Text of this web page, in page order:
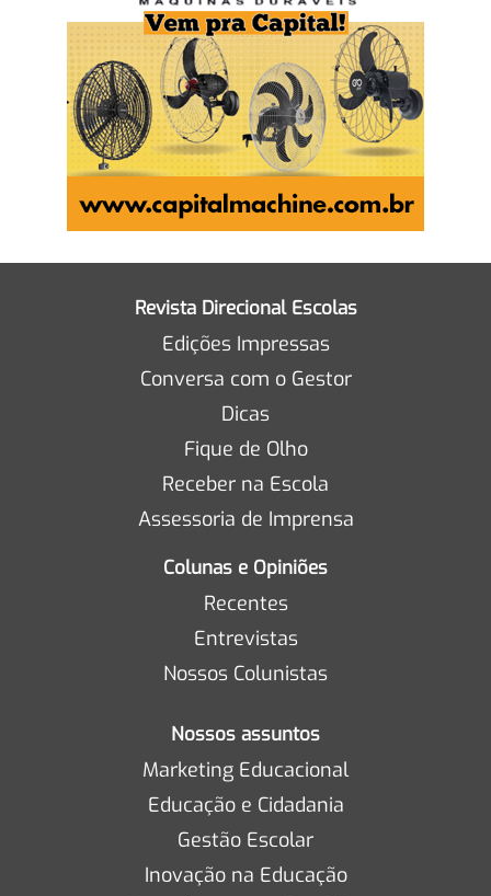
Revista Direcional Escolas
Edições Impressas
Conversa com o Gestor
Dicas
Fique de Olho
Receber na Escola
Assessoria de Imprensa
Colunas e Opiniões
Recentes
Entrevistas
Nossos Colunistas
Nossos assuntos
Marketing Educacional
Educação e Cidadania
Gestão Escolar
Inovação na Educação